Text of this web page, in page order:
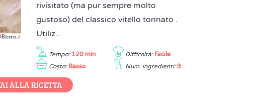
rivisitato (ma pur sempre molto
gustoso) del classico vitello tonnato .
Utiliz...
Tempo: 120 min Difficoltà: Facile
Costo: Basso Num. ingredienti: 9
ALLA RICETTA